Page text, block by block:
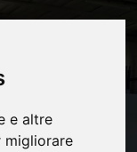
e altre
migliorare